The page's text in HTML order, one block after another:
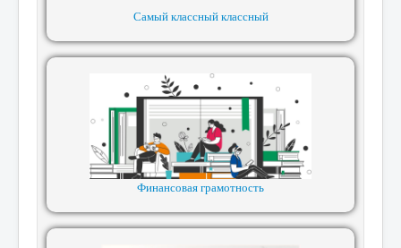
Самый классный классный
Финансовая грамотность